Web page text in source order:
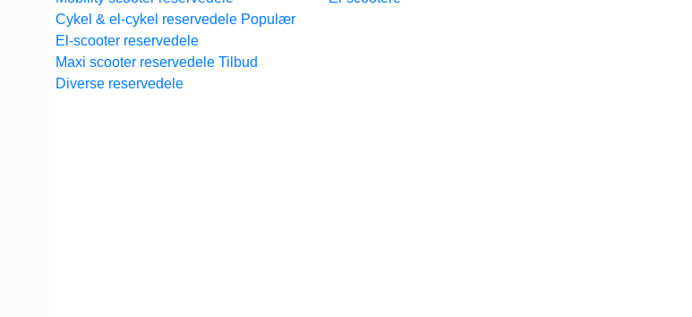
Cykel & el-cykel reservedele
El-scooter reservedele
Maxi scooter reservedele
Diverse reservedele